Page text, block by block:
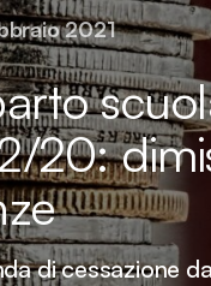
2021
20:
di cessazione